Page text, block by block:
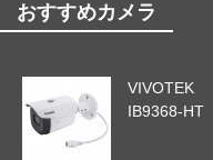
おすすめカメラ
VIVOTEK
IB9368-HT